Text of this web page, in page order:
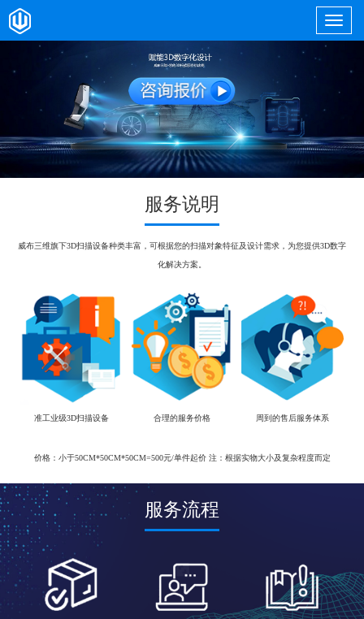
服务说明
威布三维旗下3D扫描设备种类丰富，可根据您的扫描对象特征及设计需求，为您提供3D数字
化解决方案。
准工业级3D扫描设备 合理的服务价格 周到的售后服务体系
价格：小于50CM*50CM*50CM=500元/单件起价 注：根据实物大小及复杂程度而定
服务流程